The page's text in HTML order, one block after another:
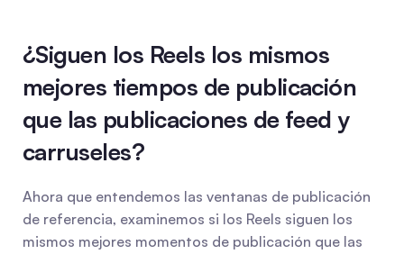
¿Siguen los Reels los mismos
mejores tiempos de publicación
que las publicaciones de feed y
carruseles?
Ahora que entendemos las ventanas de publicación
de referencia, examinemos si los Reels siguen los
mismos mejores momentos de publicación que las